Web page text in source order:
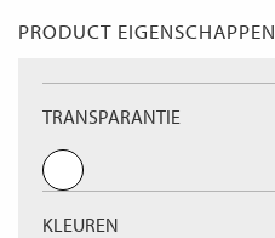
PRODUCT EIGENSCHAPPEN
TRANSPARANTIE
KLEUREN